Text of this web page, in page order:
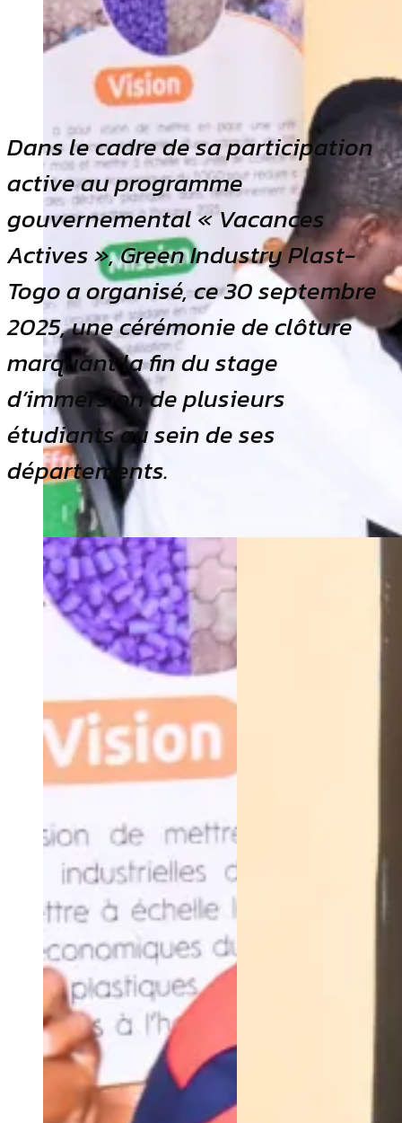
Dans le cadre de sa participation
active au programme
gouvernemental « Vacances
Actives », Green Industry Plast-
Togo a organisé, ce 30 septembre
2025, une cérémonie de clôture
marquant la fin du stage
d’immersion de plusieurs
étudiants au sein de ses
départements.